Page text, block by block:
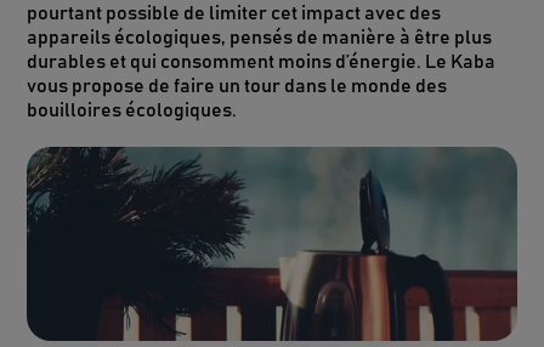
pourtant possible de limiter cet impact avec des
appareils écologiques, pensés de manière à être plus
durables et qui consomment moins d’énergie. Le Kaba
vous propose de faire un tour dans le monde des
bouilloires écologiques.